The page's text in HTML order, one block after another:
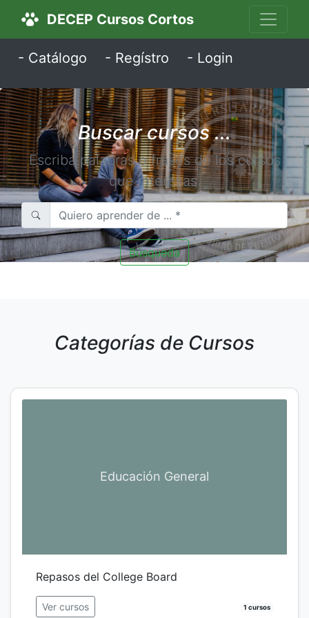
DECEP Cursos Cortos
- Catálogo - Regístro - Login
Buscar cursos ...
Escriba palabras o frases de los cursos
que interesas.
Búsqueda
Categorías de Cursos
Educación General
Repasos del College Board
Ver cursos 1 cursos